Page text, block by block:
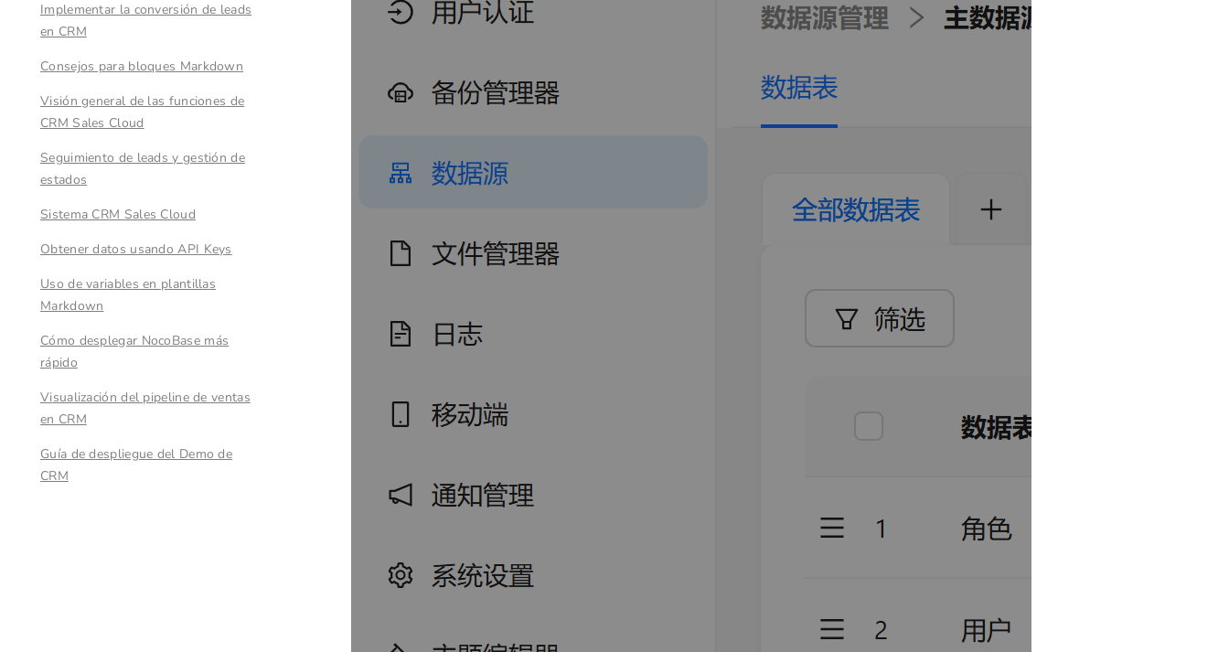
Implementar la conversión de leads
en CRM
Consejos para bloques Markdown
Visión general de las funciones de
CRM Sales Cloud
Seguimiento de leads y gestión de
estados
Sistema CRM Sales Cloud
Obtener datos usando API Keys
Uso de variables en plantillas
Markdown
Cómo desplegar NocoBase más
rápido
Visualización del pipeline de ventas
en CRM
Guía de despliegue del Demo de
CRM